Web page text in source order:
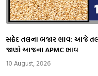
સફેદ તલના બજાર ભાવ: આજે
જાણો આજના APMC ભાવ
10 August, 2026